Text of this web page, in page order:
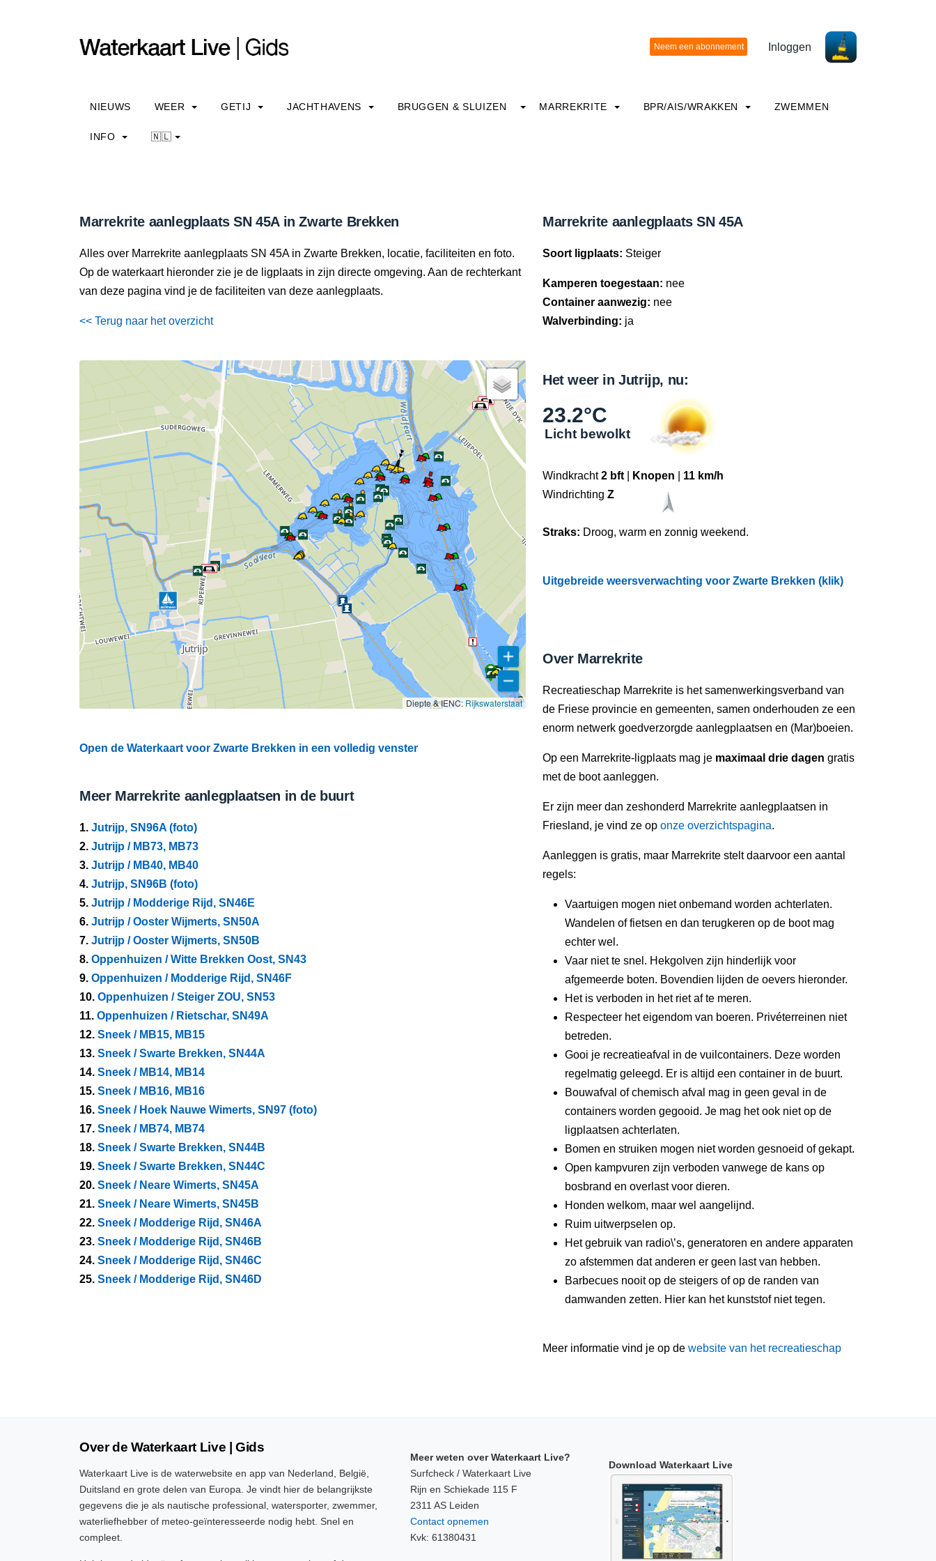
Inloggen
NIEUWS WEER GETIJ JACHTHAVENS BRUGGEN & SLUIZEN MARREKRITE BPR/AIS/WRAKKEN ZWEMMEN
INFO 🇳🇱
Marrekrite aanlegplaats SN 45A in Zwarte Brekken
Alles over Marrekrite aanlegplaats SN 45A in Zwarte Brekken, locatie, faciliteiten en foto.
Op de waterkaart hieronder zie je de ligplaats in zijn directe omgeving. Aan de rechterkant
van deze pagina vind je de faciliteiten van deze aanlegplaats.
<< Terug naar het overzicht
Diepte & IENC: Rijkswaterstaat
Open de Waterkaart voor Zwarte Brekken in een volledig venster
Meer Marrekrite aanlegplaatsen in de buurt
1. Jutrijp, SN96A (foto)
2. Jutrijp / MB73, MB73
3. Jutrijp / MB40, MB40
4. Jutrijp, SN96B (foto)
5. Jutrijp / Modderige Rijd, SN46E
6. Jutrijp / Ooster Wijmerts, SN50A
7. Jutrijp / Ooster Wijmerts, SN50B
8. Oppenhuizen / Witte Brekken Oost, SN43
9. Oppenhuizen / Modderige Rijd, SN46F
10. Oppenhuizen / Steiger ZOU, SN53
11. Oppenhuizen / Rietschar, SN49A
12. Sneek / MB15, MB15
13. Sneek / Swarte Brekken, SN44A
14. Sneek / MB14, MB14
15. Sneek / MB16, MB16
16. Sneek / Hoek Nauwe Wimerts, SN97 (foto)
17. Sneek / MB74, MB74
18. Sneek / Swarte Brekken, SN44B
19. Sneek / Swarte Brekken, SN44C
20. Sneek / Neare Wimerts, SN45A
21. Sneek / Neare Wimerts, SN45B
22. Sneek / Modderige Rijd, SN46A
23. Sneek / Modderige Rijd, SN46B
24. Sneek / Modderige Rijd, SN46C
25. Sneek / Modderige Rijd, SN46D
Marrekrite aanlegplaats SN 45A
Soort ligplaats: Steiger
Kamperen toegestaan: nee
Container aanwezig: nee
Walverbinding: ja
Het weer in Jutrijp, nu:
23.2°C
Licht bewolkt
Windkracht2 bft Knopen
11 km/h
Windrichting Z
Straks: Droog, warm en zonnig weekend.
Uitgebreide weersverwachting voor Zwarte Brekken (klik)
Over Marrekrite
Recreatieschap Marrekrite is het samenwerkingsverband van
de Friese provincie en gemeenten, samen onderhouden ze een
enorm netwerk goedverzorgde aanlegplaatsen en (Mar)boeien.
Op een Marrekrite-ligplaats mag je maximaal drie dagen gratis
met de boot aanleggen.
Er zijn meer dan zeshonderd Marrekrite aanlegplaatsen in
Friesland, je vind ze op onze overzichtspagina.
Aanleggen is gratis, maar Marrekrite stelt daarvoor een aantal
regels:
Vaartuigen mogen niet onbemand worden achterlaten.
Wandelen of fietsen en dan terugkeren op de boot mag
echter wel.
Vaar niet te snel. Hekgolven zijn hinderlijk voor
afgemeerde boten. Bovendien lijden de oevers hieronder.
Het is verboden in het riet af te meren.
Respecteer het eigendom van boeren. Privéterreinen niet
betreden.
Gooi je recreatieafval in de vuilcontainers. Deze worden
regelmatig geleegd. Er is altijd een container in de buurt.
Bouwafval of chemisch afval mag in geen geval in de
containers worden gegooid. Je mag het ook niet op de
ligplaatsen achterlaten.
Bomen en struiken mogen niet worden gesnoeid of gekapt.
Open kampvuren zijn verboden vanwege de kans op
bosbrand en overlast voor dieren.
Honden welkom, maar wel aangelijnd.
Ruim uitwerpselen op.
Het gebruik van radio\’s, generatoren en andere apparaten
zo afstemmen dat anderen er geen last van hebben.
Barbecues nooit op de steigers of op de randen van
damwanden zetten. Hier kan het kunststof niet tegen.
Meer informatie vind je op de website van het recreatieschap
Over de Waterkaart Live | Gids
Waterkaart Live is de waterwebsite en app van Nederland, België,
Duitsland en grote delen van Europa. Je vindt hier de belangrijkste
gegevens die je als nautische professional, watersporter, zwemmer,
waterliefhebber of meteo-geïnteresseerde nodig hebt. Snel en
compleet.
Meer weten over Waterkaart Live?
Surfcheck / Waterkaart Live
Rijn en Schiekade 115 F
2311 AS Leiden
Contact opnemen
Kvk: 61380431
Download Waterkaart Live